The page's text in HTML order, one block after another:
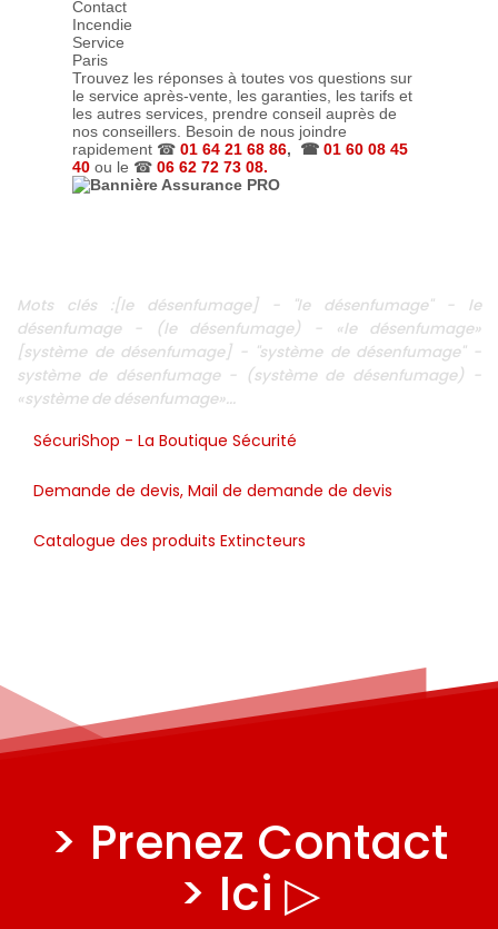
Trouvez les réponses à toutes vos questions sur
le service après-vente, les garanties, les tarifs et
les autres services, prendre conseil auprès de
nos conseillers. Besoin de nous joindre
rapidement ☎ 01 64 21 68 86, ☎ 01 60 08 45
40 ou le ☎ 06 62 72 73 08.
Mots clés :[le désenfumage] - "le désenfumage" - le
désenfumage - (le désenfumage) - «le désenfumage»
[système de désenfumage] - "système de désenfumage" -
système de désenfumage - (système de désenfumage) -
«système de désenfumage»...
SécuriShop - La Boutique Sécurité
Demande de devis, Mail de demande de devis
Catalogue des produits Extincteurs
> Prenez Contact
> Ici ▷